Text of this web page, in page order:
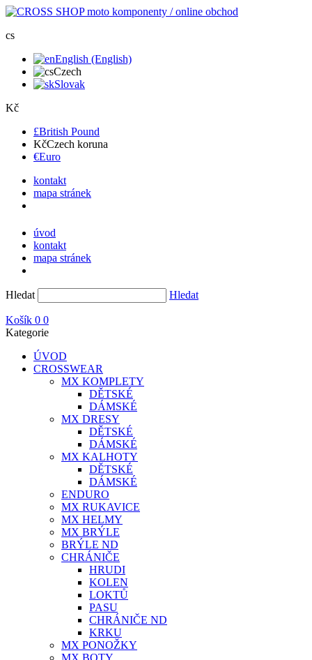
cs
English (English)
Czech
Slovak
Kč
£British Pound
KčCzech koruna
€Euro
kontakt
mapa stránek
úvod
kontakt
mapa stránek
Hledat Hledat
Košík 0 0
Kategorie
ÚVOD
CROSSWEAR
MX KOMPLETY
DĚTSKÉ
DÁMSKÉ
MX DRESY
DĚTSKÉ
DÁMSKÉ
MX KALHOTY
DĚTSKÉ
DÁMSKÉ
ENDURO
MX RUKAVICE
MX HELMY
MX BRÝLE
BRÝLE ND
CHRÁNIČE
HRUDI
KOLEN
LOKTŮ
PASU
CHRÁNIČE ND
KRKU
MX PONOŽKY